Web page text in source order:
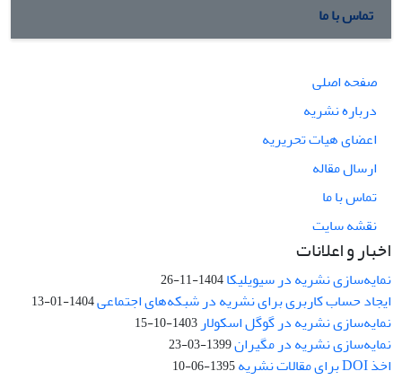
تماس با ما
صفحه اصلی
درباره نشریه
اعضای هیات تحریریه
ارسال مقاله
تماس با ما
نقشه سایت
اخبار و اعلانات
نمایه‌سازی نشریه در سیویلیکا1404-11-26
ایجاد حساب کاربری برای نشریه در شبکه‌های اجتماعی1404-01-13
نمایه‌سازی نشریه در گوگل اسکولار 1403-10-15
نمایه‌سازی نشریه در مگیران1399-03-23
اخذ DOI برای مقالات نشریه 1395-06-10